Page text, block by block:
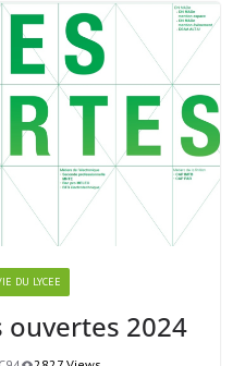
DU LYCEE
ouvertes 2024